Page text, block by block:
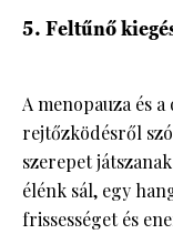
5. Feltűnő
A menopauza és
rejtőzködésről
szerepet
élénk sál, egy
frissességet és